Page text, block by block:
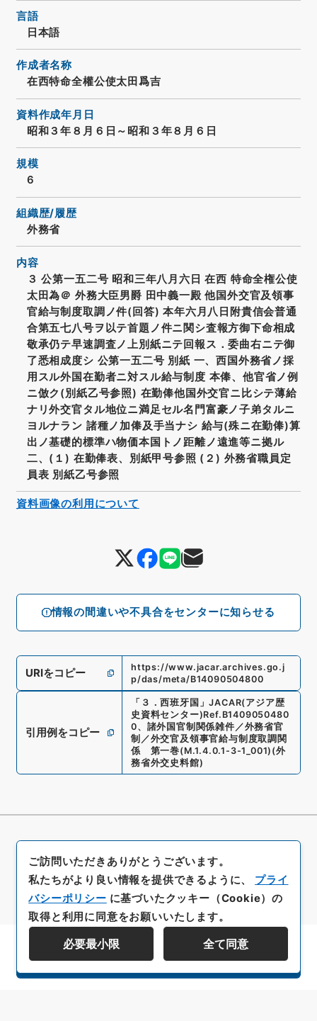
情報の間違いや不具合をセンターに知らせる
言語
日本語
作成者名称
在西特命全權公使太田爲吉
資料作成年月日
昭和３年８月６日～昭和３年８月６日
規模
6
組織歴/履歴
外務省
内容
３ 公第一五二号 昭和三年八月六日 在西 特命全権公使
太田為＠ 外務大臣男爵 田中義一殿 他国外交官及領事
官給与制度取調ノ件(回答) 本年六月八日附貴信会普通
合第五七八号ヲ以テ首題ノ件ニ関シ査報方御下命相成
敬承仍テ早速調査ノ上別紙ニテ回報ス．委曲右ニテ御
了悉相成度シ 公第一五二号 別紙 一、西国外務省ノ採
用スル外国在勤者ニ対スル給与制度 本俸、他官省ノ例
ニ倣ク(別紙乙号参照) 在勤俸他国外交官ニ比シテ薄給
ナリ外交官タル地位ニ満足セル名門富豪ノ子弟タルニ
ヨルナラン 諸種ノ加俸及手当ナシ 給与(殊ニ在勤俸)算
出ノ基礎的標準ハ物価本国トノ距離ノ遠進等ニ拠ル
二、(１) 在勤俸表、別紙甲号参照 (２) 外務省職員定
員表 別紙乙号参照
URIをコピー
https://www.jacar.archives.go.j
p/das/meta/B14090504800
引用例をコピー
「 ３．西班牙国 」JACAR(アジア歴
史資料センター)Ref. B1409050480
0、 諸外国官制関係雑件／外務省官
制／外交官及領事官給与制度取調関
係 第一巻(M.1.4.0.1-3-1_001) (外
務省外交史料館)
資料画像の利用について
資料群階層を表示する
ご訪問いただきありがとうございます。
私たちがより良い情報を提供できるように、 プライ
バシーポリシー に基づいたクッキー（Cookie）の
取得と利用に同意をお願いいたします。
必要最小限 全て同意